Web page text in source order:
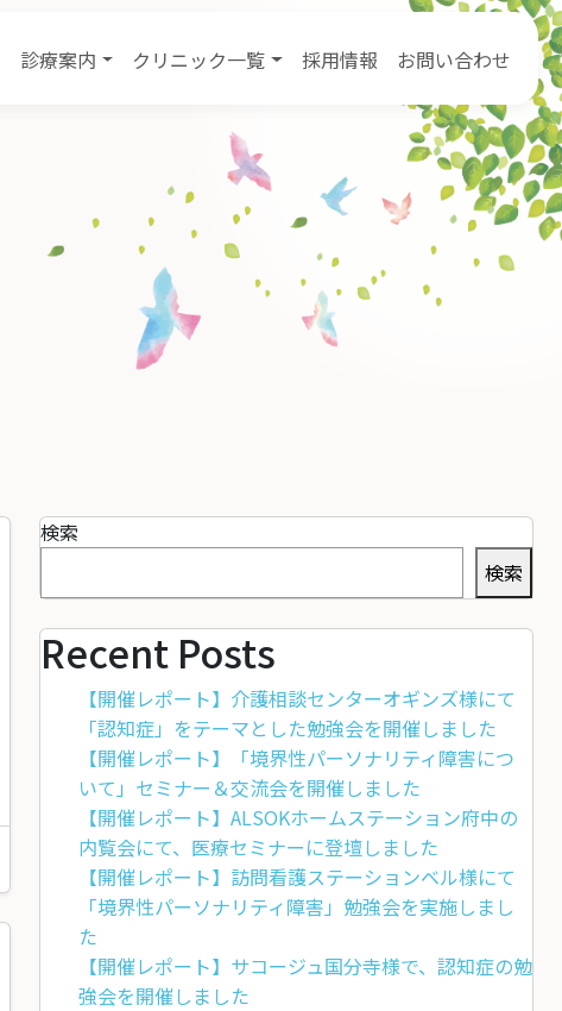
診療案内 クリニック一覧 採用情報 お問い合わせ
検索
検索
Recent Posts
【開催レポート】介護相談センターオギンズ様にて
「認知症」をテーマとした勉強会を開催しました
【開催レポート】「境界性パーソナリティ障害につ
いて」セミナー＆交流会を開催しました
【開催レポート】ALSOKホームステーション府中の
内覧会にて、医療セミナーに登壇しました
【開催レポート】訪問看護ステーションベル様にて
「境界性パーソナリティ障害」勉強会を実施しまし
た
【開催レポート】サコージュ国分寺様で、認知症の勉
強会を開催しました